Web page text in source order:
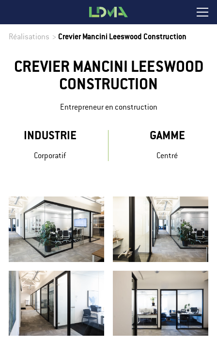
Réalisations > Crevier Mancini Leeswood Construction
CREVIER MANCINI LEESWOOD
CONSTRUCTION
Entrepreneur en construction
INDUSTRIE
Corporatif
GAMME
Centré